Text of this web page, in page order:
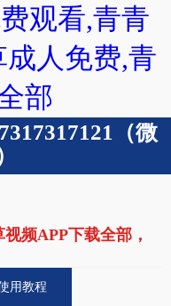
观看,青青
人免费,青
部
（微
APP下载全部，
用教程